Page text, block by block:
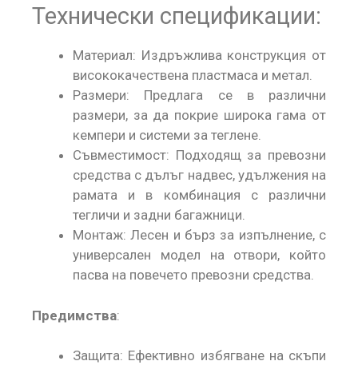
Технически спецификации:
Материал: Издръжлива конструкция от
висококачествена пластмаса и метал.
Размери: Предлага се в различни
размери, за да покрие широка гама от
кемпери и системи за теглене.
Съвместимост: Подходящ за превозни
средства с дълъг надвес, удължения на
рамата и в комбинация с различни
тегличи и задни багажници.
Монтаж: Лесен и бърз за изпълнение, с
универсален модел на отвори, който
пасва на повечето превозни средства.
Предимства:
Защита: Ефективно избягване на скъпи